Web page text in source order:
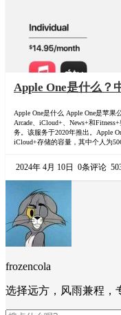
Apple One是什么？
Apple One是什么 Apple One是苹
Arcade、iCloud+、News+和
务。该服务于2020年推出。Apple
iCloud+存储的容量，其中个人为
2024年 4月 10日 0条评论
frozencola
选择远方，风雨兼程，